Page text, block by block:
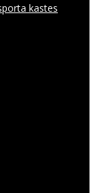
kastes